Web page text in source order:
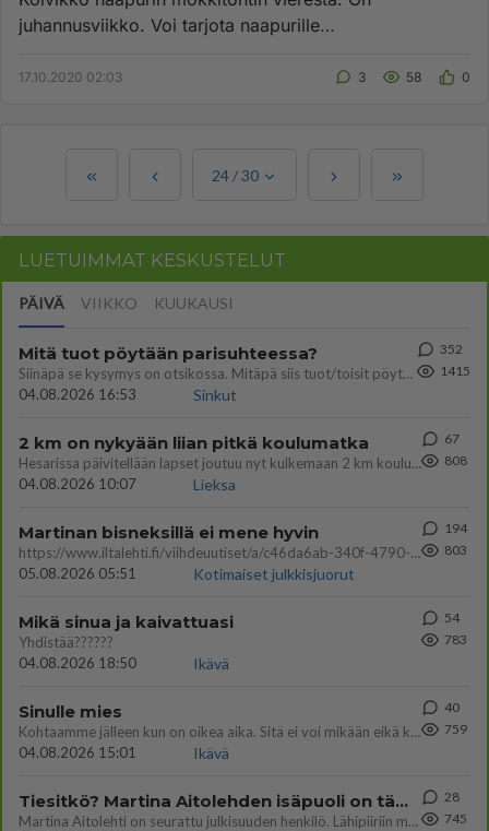
juhannusviikko. Voi tarjota naapurille
17.10.2020 02:03 3 58 0
24 /30
LUETUIMMAT KESKUSTELUT
PÄIVÄ VIIKKO KUUKAUSI
Mitä tuot pöytään parisuhteessa?
Siinäpä se kysymys on otsikossa. Mitäpä siis tuot/toisit pöytään parisuhteessa? Oletko mies vai nainen? Koetko sen mitä
04.08.2026 16:53
Sinkut
352
1415
2 km on nykyään liian pitkä koulumatka
Hesarissa päivitellään lapset joutuu nyt kulkemaan 2 km kouluun jösses. Ruostefillarilla tuo matka menee vaikka miten äk
04.08.2026 10:07
Lieksa
67
808
Martinan bisneksillä ei mene hyvin
https://www.iltalehti.fi/viihdeuutiset/a/c46da6ab-340f-4790-aaa7-0865eed2336 Yrityksen konkurssihakemus on tullut kärä
05.08.2026 05:51
Kotimaiset julkkisjuorut
194
803
Mikä sinua ja kaivattuasi
Yhdistää??????
04.08.2026 18:50
Ikävä
54
783
Sinulle mies
Kohtaamme jälleen kun on oikea aika. Sitä ei voi mikään eikä kukaan estää <3 <3
04.08.2026 15:01
Ikävä
40
759
Tiesitkö? Martina Aitolehden isäpuoli on tämä suosittu laulaja
Martina Aitolehti on seurattu julkisuuden henkilö. Lähipiiriin mahtuu muitakin tunnettuja henkilöitä. Tiesitkö, että Ma
28
745